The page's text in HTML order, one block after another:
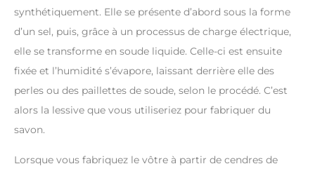
synthétiquement. Elle se présente d’abord sous la forme
d’un sel, puis, grâce à un processus de charge électrique,
elle se transforme en soude liquide. Celle-ci est ensuite
fixée et l’humidité s’évapore, laissant derrière elle des
perles ou des paillettes de soude, selon le procédé. C’est
alors la lessive que vous utiliseriez pour fabriquer du
savon.
Lorsque vous fabriquez le vôtre à partir de cendres de